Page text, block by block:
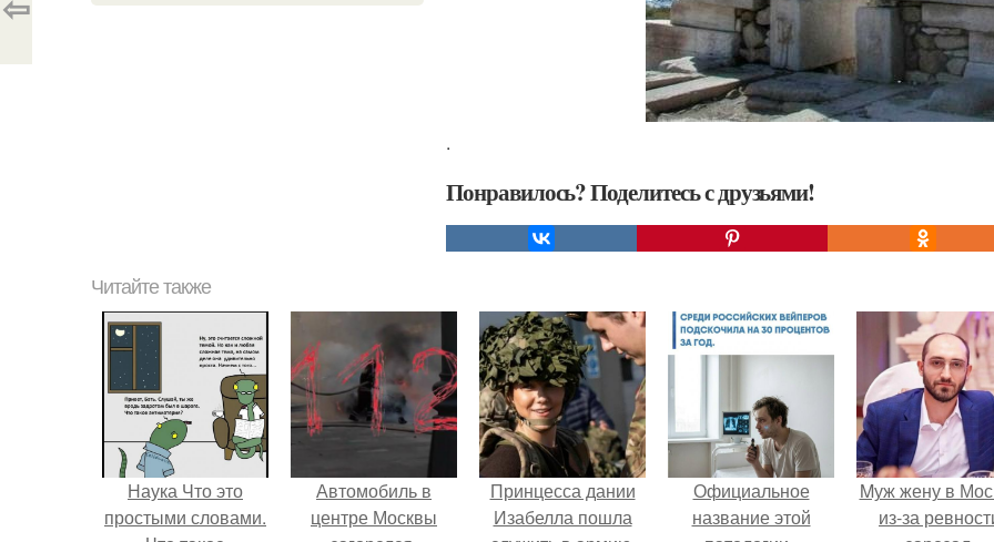
.
Понравилось? Поделитесь с друзьями!
Читайте также
Наука Что это
простыми словами.
Автомобиль в
центре Москвы
Принцесса дании
Изабелла пошла
Официальное
название этой
Mуж жену в
из-за